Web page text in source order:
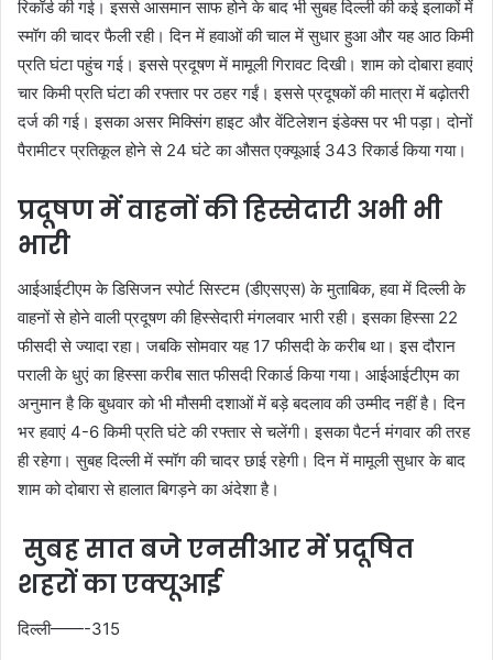
रिकॉर्ड की गई। इससे आसमान साफ होने के बाद भी सुबह दिल्ली की कई इलाकों में
स्मॉग की चादर फैली रही। दिन में हवाओं की चाल में सुधार हुआ और यह आठ किमी
प्रति घंटा पहुंच गई। इससे प्रदूषण में मामूली गिरावट दिखी। शाम को दोबारा हवाएं
चार किमी प्रति घंटा की रफ्तार पर ठहर गईं। इससे प्रदूषकों की मात्रा में बढ़ोतरी
दर्ज की गई। इसका असर मिक्सिंग हाइट और वेंटिलेशन इंडेक्स पर भी पड़ा। दोनों
पैरामीटर प्रतिकूल होने से 24 घंटे का औसत एक्यूआई 343 रिकार्ड किया गया।
प्रदूषण में वाहनों की हिस्सेदारी अभी भी
भारी
आईआईटीएम के डिसिजन स्पोर्ट सिस्टम (डीएसएस) के मुताबिक, हवा में दिल्ली के
वाहनों से होने वाली प्रदूषण की हिस्सेदारी मंगलवार भारी रही। इसका हिस्सा 22
फीसदी से ज्यादा रहा। जबकि सोमवार यह 17 फीसदी के करीब था। इस दौरान
पराली के धुएं का हिस्सा करीब सात फीसदी रिकार्ड किया गया। आईआईटीएम का
अनुमान है कि बुधवार को भी मौसमी दशाओं में बड़े बदलाव की उम्मीद नहीं है। दिन
भर हवाएं 4-6 किमी प्रति घंटे की रफ्तार से चलेंगी। इसका पैटर्न मंगवार की तरह
ही रहेगा। सुबह दिल्ली में स्मॉग की चादर छाई रहेगी। दिन में मामूली सुधार के बाद
शाम को दोबारा से हालात बिगड़ने का अंदेशा है।
सुबह सात बजे एनसीआर में प्रदूषित
शहरों का एक्यूआई
दिल्ली——-315